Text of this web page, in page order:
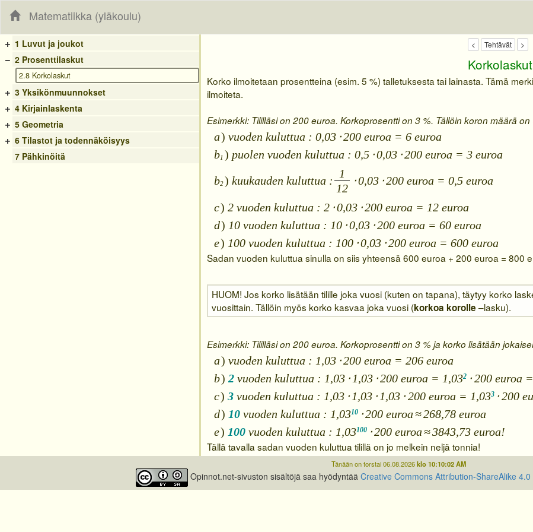
Matematiikka (yläkoulu)
+ 1 Luvut ja joukot
− 2 Prosenttilaskut
2.8 Korkolaskut
+ 3 Yksikönmuunnokset
+ 4 Kirjainlaskenta
+ 5 Geometria
+ 6 Tilastot ja todennäköisyys
7 Pähkinöitä
Korkolaskut
Korko ilmoitetaan prosentteina (esim. 5 %) talletuksesta tai lainasta. Tämä
ilmoiteta.
Esimerkki: Tililläsi on 200 euroa. Korkoprosentti on 3 %. Tällöin koron määrä
a) vuoden kuluttua : 0,03 ⋅200 euroa = 6 euroa
b1 ) puolen vuoden kuluttua : 0,5 ⋅0,03 ⋅200 euroa = 3 euroa
b2) kuukauden kuluttua :
1
⋅0,03 ⋅200 euroa = 0,5 euroa
12
c) 2 vuoden kuluttua : 2 ⋅0,03 ⋅200 euroa = 12 euroa
d) 10 vuoden kuluttua : 10 ⋅0,03 ⋅200 euroa = 60 euroa
e) 100 vuoden kuluttua : 100 ⋅0,03 ⋅200 euroa = 600 euroa
Sadan vuoden kuluttua sinulla on siis yhteensä 600 euroa + 200 euroa = 800
HUOM! Jos korko lisätään tilille joka vuosi (kuten on tapana), täytyy korko
vuosittain. Tällöin myös korko kasvaa joka vuosi (korkoa korolle –lasku).
Esimerkki: Tililläsi on 200 euroa. Korkoprosentti on 3 % ja korko lisätään
a) vuoden kuluttua : 1,03 ⋅200 euroa = 206 euroa
b) 2 vuoden kuluttua : 1,03 ⋅ 1,03 ⋅200 euroa = 1,032 ⋅200 euroa
c) 3 vuoden kuluttua : 1,03 ⋅ 1,03 ⋅ 1,03 ⋅200 euroa = 1,033 ⋅200
d) 10 vuoden kuluttua : 1,0310 ⋅200 euroa≈268,78 euroa
e) 100 vuoden kuluttua : 1,03100 ⋅200 euroa≈3843,73 euroa!
Tällä tavalla sadan vuoden kuluttua tilillä on jo melkein neljä tonnia!
Tänään on torstai 06.08.2026klo 10:10:02 AM
Opinnot.net-sivuston sisältöjä saa hyödyntää Creative Commons Attribution-ShareAlike